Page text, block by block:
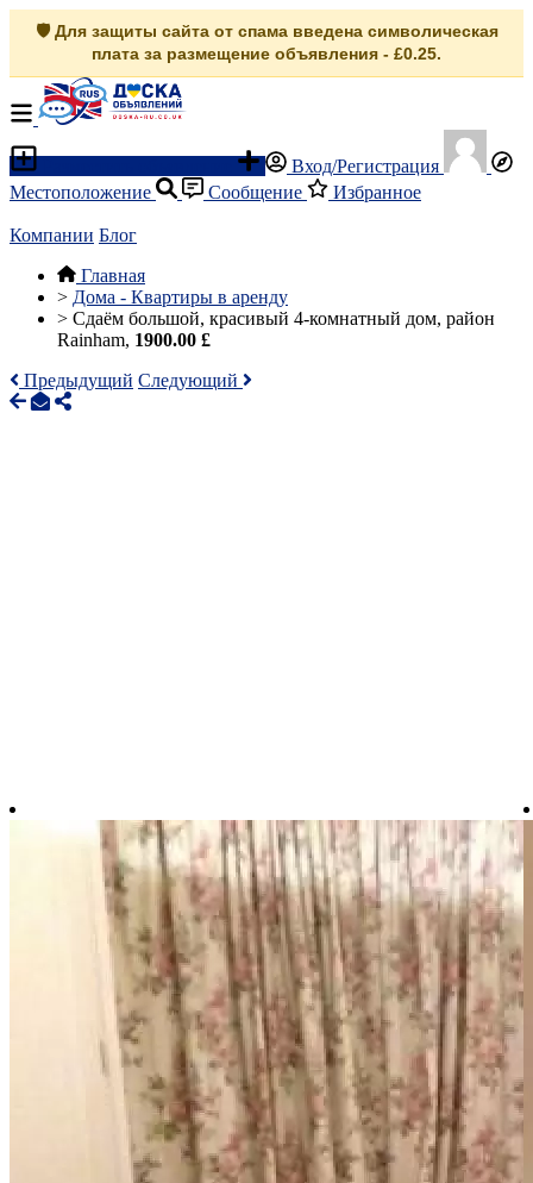
🛡️ Для защиты сайта от спама введена символическая
плата за размещение объявления - £0.25.
Вход/Регистрация
Местоположение
Сообщение Избранное
Компании Блог
Главная
> Дома - Квартиры в аренду
> Сдаём большой, красивый 4-комнатный дом, район
Rainham, 1900.00 £
Предыдущий Следующий